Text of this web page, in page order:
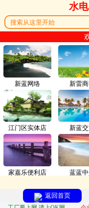
水
新蓝网络 新雷
江门区实体店 新蓝
家嘉乐便利店 蓝蓝
返回首页